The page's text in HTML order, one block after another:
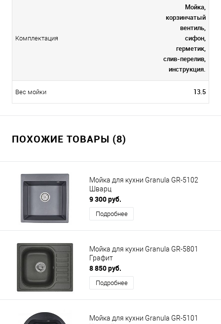
Комплектация
Мойка,
корзинчатый
вентиль,
сифон,
герметик,
слив-перелив,
инструкция.
Вес мойки 13.5
ПОХОЖИЕ ТОВАРЫ (8)
Мойка для кухни Granula GR-5102
Шварц
9 300 руб.
Подробнее
Мойка для кухни Granula GR-5801
Графит
8 850 руб.
Подробнее
Мойка для кухни Granula GR-5101